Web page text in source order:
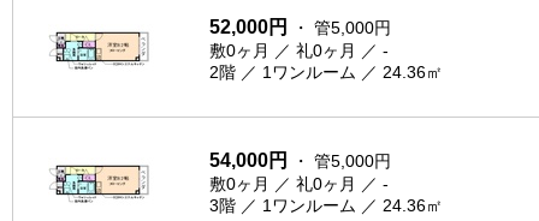
52,000円
・ 管5,000円
敷0ヶ月 ／ 礼0ヶ月 ／ -
2階 ／ 1ワンルーム ／ 24.36㎡
54,000円
・ 管5,000円
敷0ヶ月 ／ 礼0ヶ月 ／ -
3階 ／ 1ワンルーム ／ 24.36㎡